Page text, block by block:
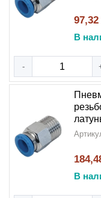
В
-
В